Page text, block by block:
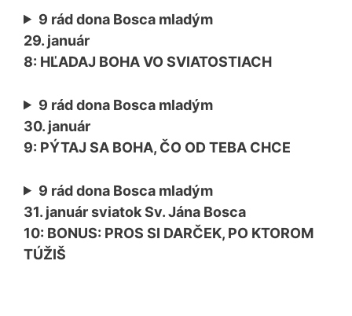
9 rád dona Bosca mladým
29. január
8: HĽADAJ BOHA VO SVIATOSTIACH
9 rád dona Bosca mladým
30. január
9: PÝTAJ SA BOHA, ČO OD TEBA CHCE
9 rád dona Bosca mladým
31. január sviatok Sv. Jána Bosca
10: BONUS: PROS SI DARČEK, PO KTOROM
TÚŽIŠ